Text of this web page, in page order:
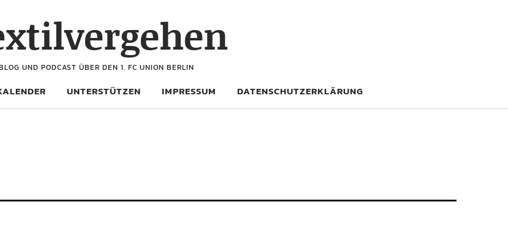
UND PODCAST ÜBER DEN 1. FC UNION BERLIN
UNTERSTÜTZEN IMPRESSUM DATENSCHUTZERKLÄRUNG